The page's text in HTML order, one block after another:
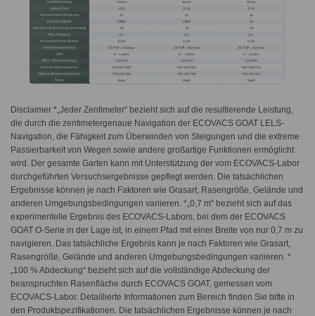
Disclaimer *„Jeder Zentimeter“ bezieht sich auf die resultierende Leistung,
die durch die zentimetergenaue Navigation der ECOVACS GOAT LELS-
Navigation, die Fähigkeit zum Überwinden von Steigungen und die extreme
Passierbarkeit von Wegen sowie andere großartige Funktionen ermöglicht
wird. Der gesamte Garten kann mit Unterstützung der vom ECOVACS-Labor
durchgeführten Versuchsergebnisse gepflegt werden. Die tatsächlichen
Ergebnisse können je nach Faktoren wie Grasart, Rasengröße, Gelände und
anderen Umgebungsbedingungen variieren. *„0,7 m“ bezieht sich auf das
experimentelle Ergebnis des ECOVACS-Labors, bei dem der ECOVACS
GOAT O-Serie in der Lage ist, in einem Pfad mit einer Breite von nur 0,7 m zu
navigieren. Das tatsächliche Ergebnis kann je nach Faktoren wie Grasart,
Rasengröße, Gelände und anderen Umgebungsbedingungen variieren. *
„100 % Abdeckung“ bezieht sich auf die vollständige Abdeckung der
beanspruchten Rasenfläche durch ECOVACS GOAT, gemessen vom
ECOVACS-Labor. Detaillierte Informationen zum Bereich finden Sie bitte in
den Produktspezifikationen. Die tatsächlichen Ergebnisse können je nach